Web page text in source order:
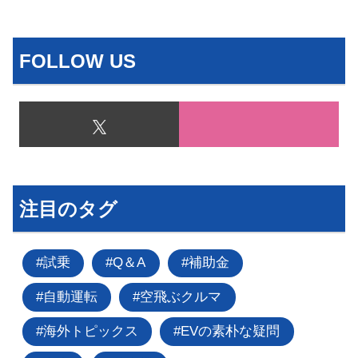
FOLLOW US
注目のタグ
試乗 Q＆A 補助金
自動運転 空飛ぶクルマ
海外トピックス EVの素朴な疑問